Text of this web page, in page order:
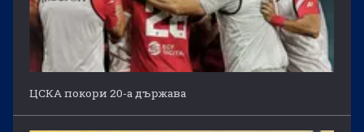
ЦСКА покори 20-а държава